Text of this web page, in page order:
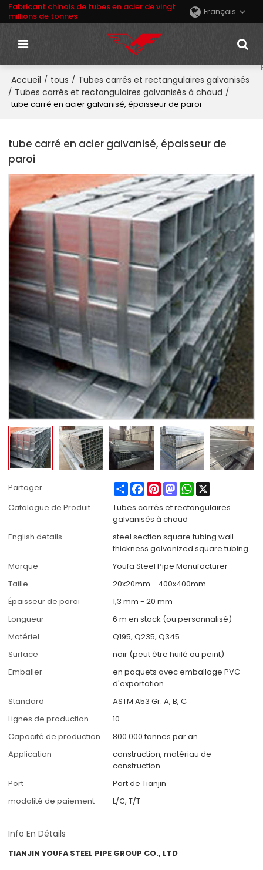
Fabricant chinois de tubes en acier de vingt
millions de tonnes
Français
Accueil / tous / Tubes carrés et rectangulaires galvanisés
/ Tubes carrés et rectangulaires galvanisés à chaud /
tube carré en acier galvanisé, épaisseur de paroi
tube carré en acier galvanisé, épaisseur de
paroi
Partager ShareFacebook
PinterestMastodonWhatsApp
Catalogue de Produit
Tubes carrés et rectangulaires
galvanisés à chaud
English details
steel section square tubing wall
thickness galvanized square tubing
Marque
Youfa Steel Pipe Manufacturer
Taille
20x20mm - 400x400mm
Épaisseur de paroi
1,3 mm - 20 mm
Longueur
6 m en stock (ou personnalisé)
Matériel
Q195, Q235, Q345
Surface
noir (peut être huilé ou peint)
Emballer
en paquets avec emballage PVC
d'exportation
Standard
ASTM A53 Gr. A, B, C
Lignes de production
10
Capacité de production
800 000 tonnes par an
Application
construction, matériau de
construction
Port
Port de Tianjin
modalité de paiement
L/C, T/T
Info En Détails
TIANJIN YOUFA STEEL PIPE GROUP CO., LTD